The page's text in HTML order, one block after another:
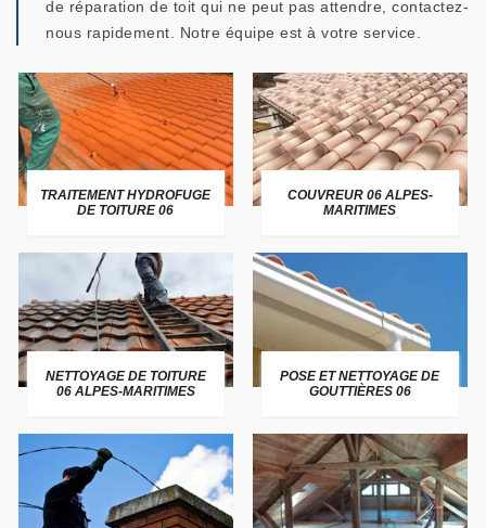
de réparation de toit qui ne peut pas attendre, contactez-
nous rapidement. Notre équipe est à votre service.
TRAITEMENT HYDROFUGE
DE TOITURE 06
COUVREUR 06 ALPES-
MARITIMES
NETTOYAGE DE TOITURE
06 ALPES-MARITIMES
POSE ET NETTOYAGE DE
GOUTTIÈRES 06